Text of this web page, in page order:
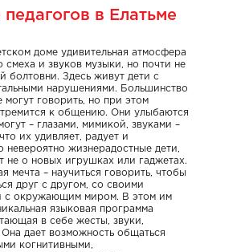
в Елатьме
доме удивительная атмосфера
смеха и звуков музыки, но почти не
болтовни. Здесь живут дети с
нарушениями. Большинство
могут говорить, но при этом
к общению. Они улыбаются
– глазами, мимикой, звуками –
их удивляет, радует и
невероятно жизнерадостные дети,
не о новых игрушках или гаджетах.
мечта – научиться говорить, чтобы
друг с другом, со своими
с окружающим миром. В этом им
языковая программа
в себе жесты, звуки,
дает возможность общаться
когнитивными,